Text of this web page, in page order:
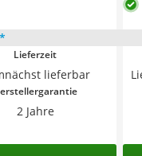
*
Lieferzeit
lieferbar
2 Jahre